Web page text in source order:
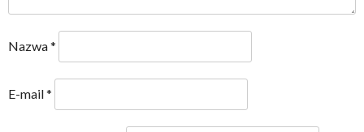
Nazwa*
E-mail*